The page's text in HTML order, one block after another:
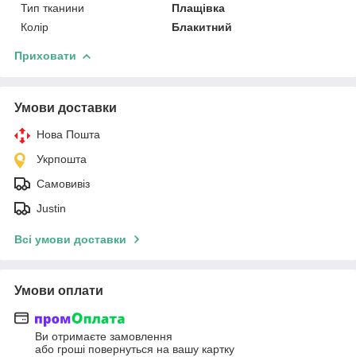
Тип тканини
Плащівка
Колір
Блакитний
Приховати
Умови доставки
Нова Пошта
Укрпошта
Самовивіз
Justin
Всі умови доставки
Умови оплати
Ви отримаєте замовлення
або гроші повернуться на вашу картку